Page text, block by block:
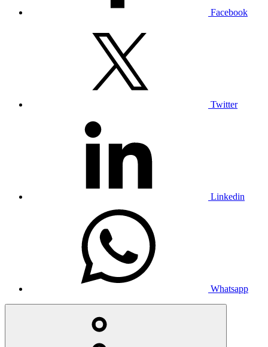
Facebook
Twitter
Linkedin
Whatsapp